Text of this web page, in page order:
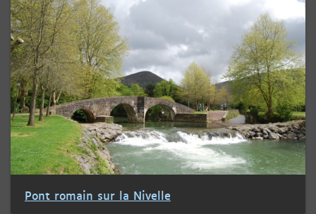
Pont romain sur la Nivelle